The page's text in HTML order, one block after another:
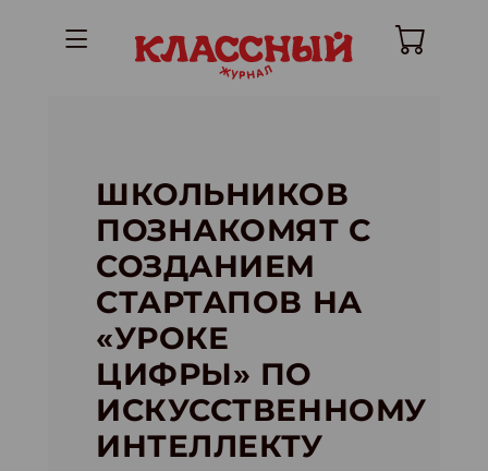
ШКОЛЬНИКОВ
ПОЗНАКОМЯТ С
СОЗДАНИЕМ
СТАРТАПОВ НА
«УРОКЕ
ЦИФРЫ» ПО
ИСКУССТВЕННОМУ
ИНТЕЛЛЕКТУ